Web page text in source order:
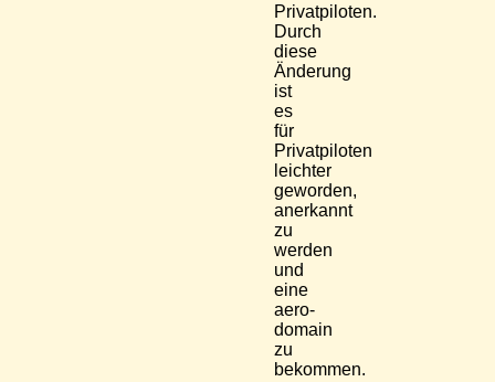
Privatpiloten.
Durch
diese
Änderung
ist
es
für
Privatpiloten
leichter
geworden,
anerkannt
zu
werden
und
eine
aero-
domain
zu
bekommen.